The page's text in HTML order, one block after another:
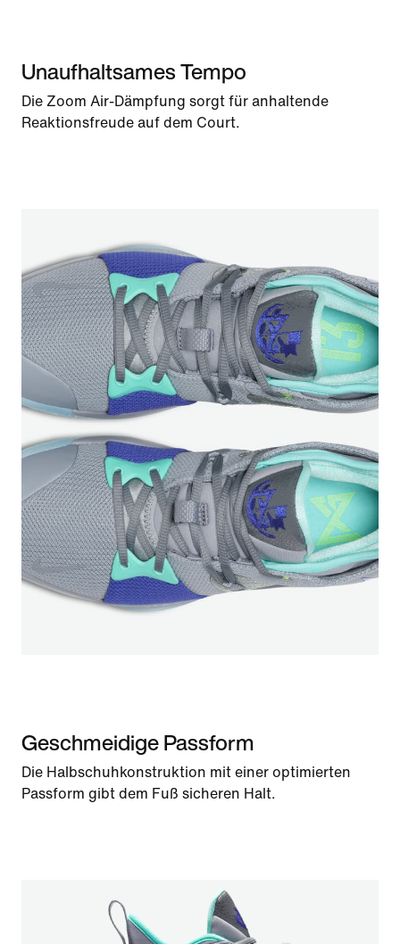
Unaufhaltsames Tempo
Die Zoom Air-Dämpfung sorgt für anhaltende
Reaktionsfreude auf dem Court.
Geschmeidige Passform
Die Halbschuhkonstruktion mit einer optimierten
Passform gibt dem Fuß sicheren Halt.